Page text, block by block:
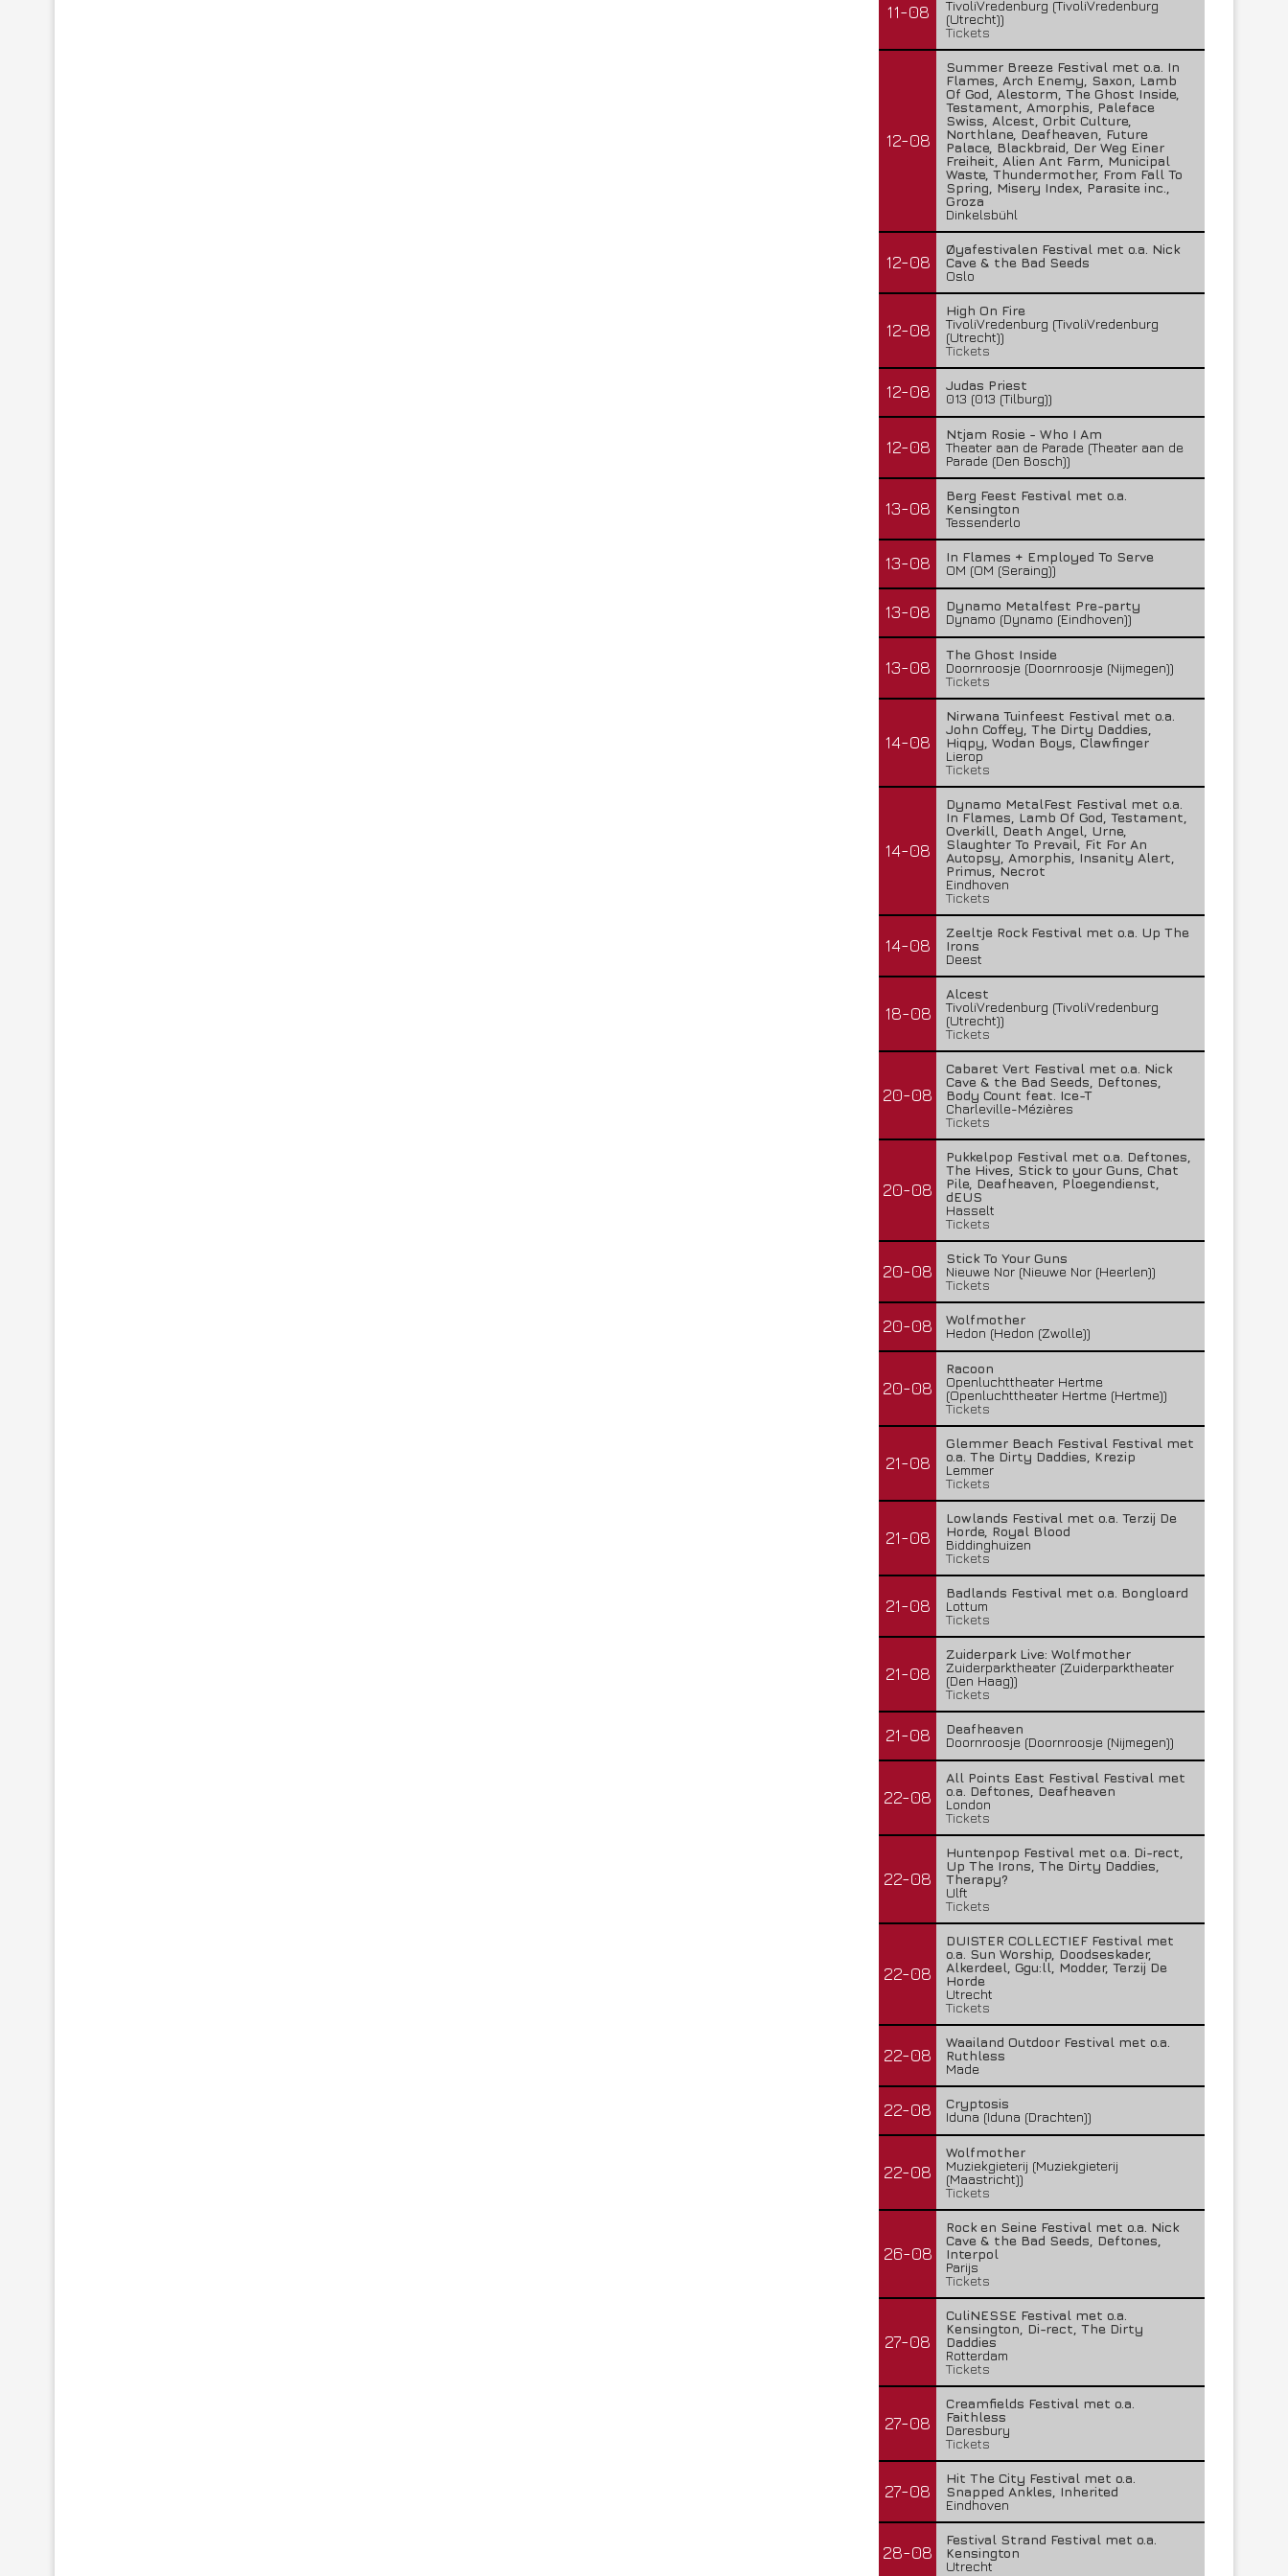
11-08
TivoliVredenburg (TivoliVredenburg
(Utrecht))
Tickets
12-08
Summer Breeze Festival met o.a. In
Flames, Arch Enemy, Saxon, Lamb
Of God, Alestorm, The Ghost Inside,
Testament, Amorphis, Paleface
Swiss, Alcest, Orbit Culture,
Northlane, Deafheaven, Future
Palace, Blackbraid, Der Weg Einer
Freiheit, Alien Ant Farm, Municipal
Waste, Thundermother, From Fall To
Spring, Misery Index, Parasite inc.,
Groza
Dinkelsbühl
12-08
Øyafestivalen Festival met o.a. Nick
Cave & the Bad Seeds
Oslo
12-08
High On Fire
TivoliVredenburg (TivoliVredenburg
(Utrecht))
Tickets
12-08
Judas Priest
013 (013 (Tilburg))
12-08
Ntjam Rosie - Who I Am
Theater aan de Parade (Theater aan de
Parade (Den Bosch))
13-08
Berg Feest Festival met o.a.
Kensington
Tessenderlo
13-08
In Flames + Employed To Serve
OM (OM (Seraing))
13-08
Dynamo Metalfest Pre-party
Dynamo (Dynamo (Eindhoven))
13-08
The Ghost Inside
Doornroosje (Doornroosje (Nijmegen))
Tickets
14-08
Nirwana Tuinfeest Festival met o.a.
John Coffey, The Dirty Daddies,
Hiqpy, Wodan Boys, Clawfinger
Lierop
Tickets
14-08
Dynamo MetalFest Festival met o.a.
In Flames, Lamb Of God, Testament,
Overkill, Death Angel, Urne,
Slaughter To Prevail, Fit For An
Autopsy, Amorphis, Insanity Alert,
Primus, Necrot
Eindhoven
Tickets
14-08
Zeeltje Rock Festival met o.a. Up The
Irons
Deest
18-08
Alcest
TivoliVredenburg (TivoliVredenburg
(Utrecht))
Tickets
20-08
Cabaret Vert Festival met o.a. Nick
Cave & the Bad Seeds, Deftones,
Body Count feat. Ice-T
Charleville-Mézières
Tickets
20-08
Pukkelpop Festival met o.a. Deftones,
The Hives, Stick to your Guns, Chat
Pile, Deafheaven, Ploegendienst,
dEUS
Hasselt
Tickets
20-08
Stick To Your Guns
Nieuwe Nor (Nieuwe Nor (Heerlen))
Tickets
20-08
Wolfmother
Hedon (Hedon (Zwolle))
20-08
Racoon
Openluchttheater Hertme
(Openluchttheater Hertme (Hertme))
Tickets
21-08
Glemmer Beach Festival Festival met
o.a. The Dirty Daddies, Krezip
Lemmer
Tickets
21-08
Lowlands Festival met o.a. Terzij De
Horde, Royal Blood
Biddinghuizen
Tickets
21-08
Badlands Festival met o.a. Bongloard
Lottum
Tickets
21-08
Zuiderpark Live: Wolfmother
Zuiderparktheater (Zuiderparktheater
(Den Haag))
Tickets
21-08
Deafheaven
Doornroosje (Doornroosje (Nijmegen))
22-08
All Points East Festival Festival met
o.a. Deftones, Deafheaven
London
Tickets
22-08
Huntenpop Festival met o.a. Di-rect,
Up The Irons, The Dirty Daddies,
Therapy?
Ulft
Tickets
22-08
DUISTER COLLECTIEF Festival met
o.a. Sun Worship, Doodseskader,
Alkerdeel, Ggu:ll, Modder, Terzij De
Horde
Utrecht
Tickets
22-08
Waailand Outdoor Festival met o.a.
Ruthless
Made
22-08
Cryptosis
Iduna (Iduna (Drachten))
22-08
Wolfmother
Muziekgieterij (Muziekgieterij
(Maastricht))
Tickets
26-08
Rock en Seine Festival met o.a. Nick
Cave & the Bad Seeds, Deftones,
Interpol
Parijs
Tickets
27-08
CuliNESSE Festival met o.a.
Kensington, Di-rect, The Dirty
Daddies
Rotterdam
Tickets
27-08
Creamfields Festival met o.a.
Faithless
Daresbury
Tickets
27-08
Hit The City Festival met o.a.
Snapped Ankles, Inherited
Eindhoven
28-08
Festival Strand Festival met o.a.
Kensington
Utrecht